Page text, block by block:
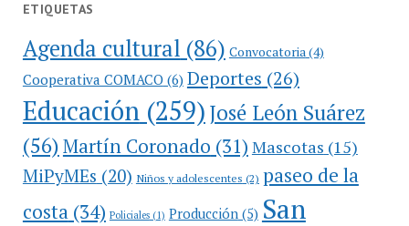
ETIQUETAS
Agenda cultural (86) Convocatoria (4)
Cooperativa COMACO(6) Deportes (26)
Educación(259)José León Suárez
(56)Martín Coronado (31) Mascotas (15)
MiPyMEs (20) Niños y adolescentes (2) paseo de la
costa(34) Policiales(1) Producción(5) San